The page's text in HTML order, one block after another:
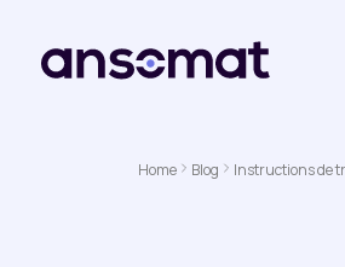
Home Blog Instructions de